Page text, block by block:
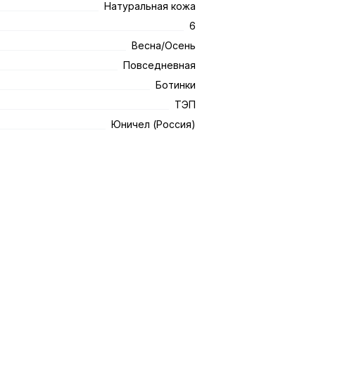
Натуральная кожа
6
Весна/Осень
Повседневная
Ботинки
ТЭП
Юничел (Россия)